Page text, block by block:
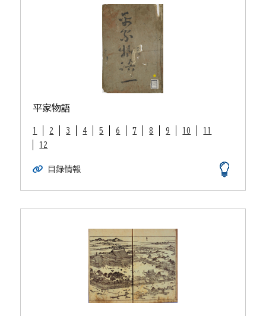
平家物語
1 2 3 4 5 6 7 8 9 10
11
12
目録情報